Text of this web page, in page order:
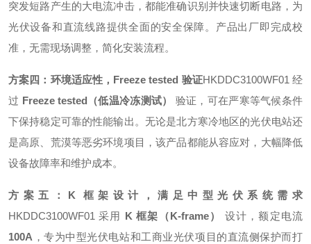
突发短路产生的大电流冲击，都能准确识别并快速切断电路，为
光伏设备和直流线路提供全面的安全保障。产品出厂即完成校
准，无需现场调整，简化安装流程。
方案四：环境适应性，Freeze tested 验证HKDDC3100WF01 经
过 Freeze tested（低温冷冻测试） 验证 ，可在严寒等气候条件
下保持稳定可靠的性能输出。无论是北方寒冷地区的光伏电站还
是高原、荒漠等恶劣环境项目，该产品都能从容应对，大幅降低
设备故障率和维护成本。
方案五：K 框架设计，满足中型光伏系统需求
HKDDC3100WF01 采用 K 框架（K-frame） 设计 ，额定电流
100A ，专为中型光伏电站和工商业光伏项目的直流侧保护而打